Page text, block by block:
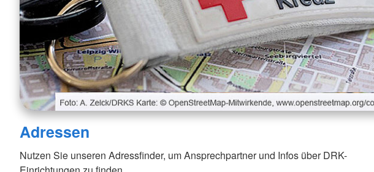
Adressen
Nutzen Sie unseren Adressfinder, um Ansprechpartner und Infos über DRK-